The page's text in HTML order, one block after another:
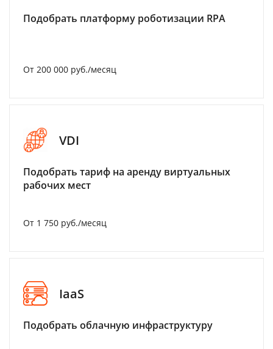
Подобрать платформу роботизации RPA
От 200 000 руб./месяц
VDI
Подобрать тариф на аренду виртуальных
рабочих мест
От 1 750 руб./месяц
IaaS
Подобрать облачную инфраструктуру